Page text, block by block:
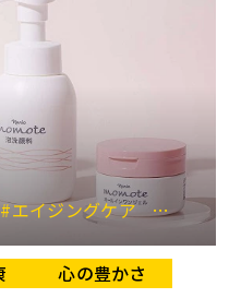
#エイジングケア #保湿
心の豊かさ